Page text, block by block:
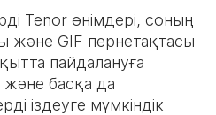
Tenor өнімдері, соның
және GIF пернетақтасы
пайдалануға
басқа да
іздеуге мүмкіндік